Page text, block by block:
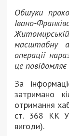
Обшуки
Івано-
масштабну
операції
це повідомляє
За
затримано
отримання
ст. 368 КК
вигоди).